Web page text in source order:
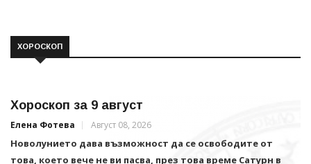
ХОРОСКОП
Хороскоп за 9 август
Елена Фотева Август 08, 2026
Новолунието дава възможност да се освободите от
това, което вече не ви пасва, през това време Сатурн в